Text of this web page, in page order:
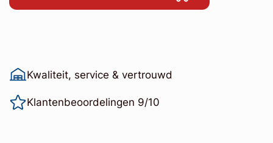
Kwaliteit, service & vertrouwd
Klantenbeoordelingen 9/10